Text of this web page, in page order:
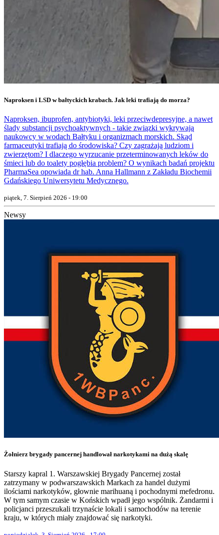
Naproksen i LSD w bałtyckich krabach. Jak leki trafiają do morza?
Naproksen, ibuprofen, antybiotyki, leki przeciwdepresyjne, a nawet
ślady substancji psychoaktywnych - takie związki wykrywają
naukowcy w wodach Bałtyku i organizmach morskich. Skąd
farmaceutyki trafiają do środowiska? Czy zagrażają ludziom i
zwierzętom? I dlaczego wyrzucanie przeterminowanych leków do
śmieci lub do toalety pogłębia problem? O wynikach badań projektu
PharmaSea opowiada dr hab. Anna Hallmann z Zakładu Biochemii
Gdańskiego Uniwersytetu Medycznego.
piątek, 7. Sierpień 2026 - 19:00
Newsy
Żołnierz brygady pancernej handlował narkotykami na dużą skalę
Starszy kapral 1. Warszawskiej Brygady Pancernej został
zatrzymany w podwarszawskich Markach za handel dużymi
ilościami narkotyków, głownie marihuaną i pochodnymi mefedronu.
W tym samym czasie w Końskich wpadł jego wspólnik. Żandarmi i
policjanci przeszukali trzynaście lokali i samochodów na terenie
kraju, w których miały znajdować się narkotyki.